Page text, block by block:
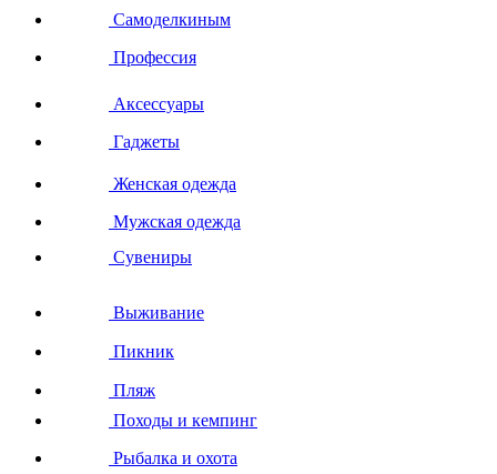
Самоделкиным
Профессия
Аксессуары
Гаджеты
Женская одежда
Мужская одежда
Сувениры
Выживание
Пикник
Пляж
Походы и кемпинг
Рыбалка и охота